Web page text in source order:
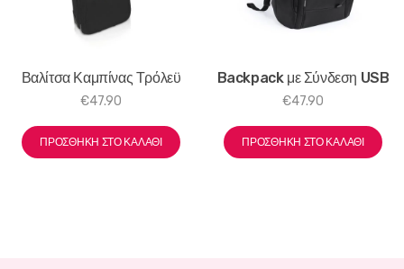
Βαλίτσα Καμπίνας Τρόλεϋ
€47.90
ΠΡΟΣΘΉΚΗ ΣΤΟ ΚΑΛΆΘΙ
Backpack με Σύνδεση USB
€47.90
ΠΡΟΣΘΉΚΗ ΣΤΟ ΚΑΛΆΘΙ